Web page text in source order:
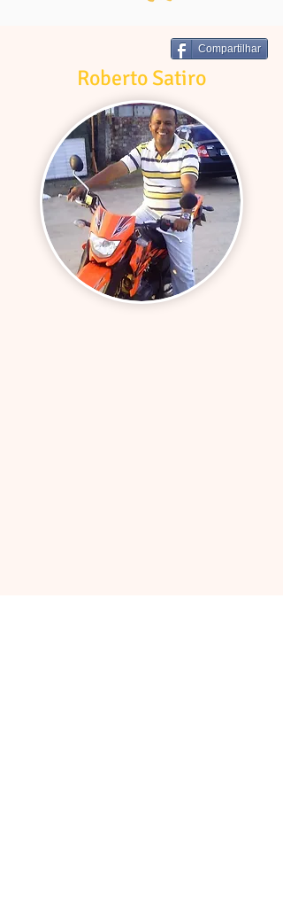
Compartilhar
Roberto Satiro